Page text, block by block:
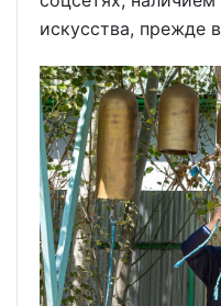
искусства, прежде